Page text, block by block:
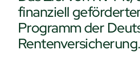
finanziell
Programm der
Rentenversicherung.